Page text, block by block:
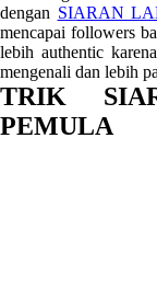
dengan SIARAN
mencapai followers
lebih authentic
mengenali dan lebih
TRIK
PEMULA